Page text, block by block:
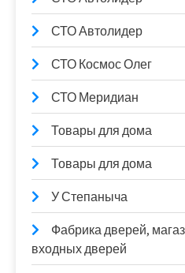
СТО Автолидер
СТО Космос Олег
СТО Меридиан
Товары для дома
Товары для дома
У Степаныча
Фабрика дверей,
входных дверей